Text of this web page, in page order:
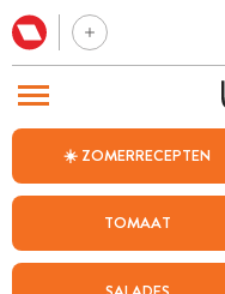
☀️ ZOMERRECEPTEN
TOMAAT
BEZOEK ONZE ANDERE WEBSITES
WEEKMENU